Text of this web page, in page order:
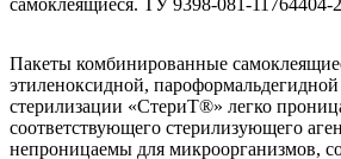
Пакеты комбинированные
этиленоксидной,
стерилизации «СтериТ®» легко
соответствующего стерилизующего
непроницаемы для микроорганизмов,